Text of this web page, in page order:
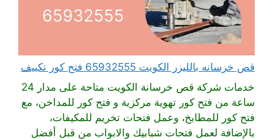
قص خرسانه بالليزر الكويت 65932555 فتح كور تكييف
خدمات شركة قص خرسانة الكويت متاحة على مدار 24
ساعة من فتح كور تهوية مركزية و فتح كور للمداخن، مع
فتح كور للمطابخ، وعمل فتحات تخريم للمكيفات،
بالإضافة لعمل فتحات شبابيك والابواب من قبل أفضل